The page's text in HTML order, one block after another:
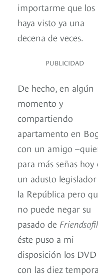
importarme que los
haya visto ya una
decena de veces.
PUBLICIDAD
De hecho, en algún
momento y
compartiendo
apartamento en
con un amigo
para más señas hoy
un adusto
la República pero
no puede negar su
pasado de
éste puso a mi
disposición los DVD
con las diez